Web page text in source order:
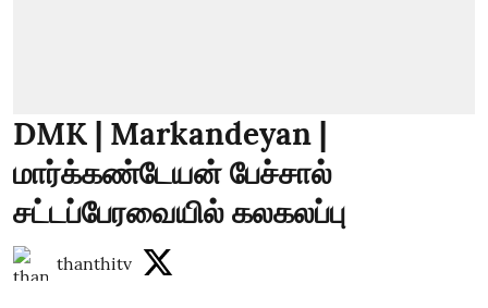
DMK | Markandeyan |
மார்க்கண்டேயன் பேச்சால்
சட்டப்பேரவையில் கலகலப்பு
thanthitv